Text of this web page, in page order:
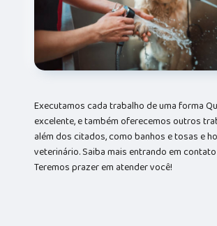
Executamos cada trabalho de uma forma
excelente, e também oferecemos outros
além dos citados, como banhos e tosas e
veterinário. Saiba mais entrando em
Teremos prazer em atender você!